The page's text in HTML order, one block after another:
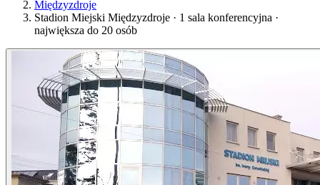
Międzyzdroje
Stadion Miejski Międzyzdroje · 1 sala konferencyjna ·
największa do 20 osób